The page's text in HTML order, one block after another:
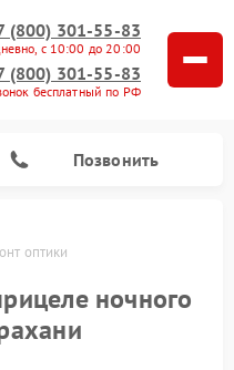
(800) 301-55-83
с 10:00 до 20:00
(800) 301-55-83
бесплатный по РФ
Позвонить
оптики
ночного